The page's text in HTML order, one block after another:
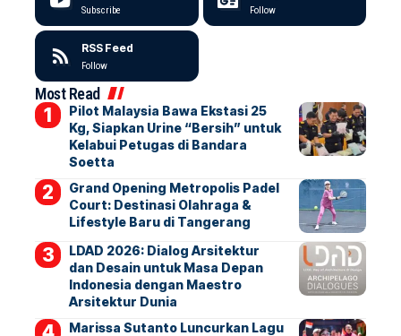
Subscribe Follow
RSS Feed
Follow
Most Read
Pilot Malaysia Bawa Ekstasi 25
Kg, Siapkan Urine “Bersih” untuk
Kelabui Petugas di Bandara
Soetta
Grand Opening Metropolis Padel
Court: Destinasi Olahraga &
Lifestyle Baru di Tangerang
LDAD 2026: Dialog Arsitektur
dan Desain untuk Masa Depan
Indonesia dengan Maestro
Arsitektur Dunia
Marissa Sutanto Luncurkan Lagu